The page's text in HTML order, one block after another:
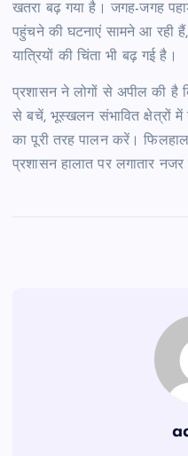
खतरा बढ़ गया है। जगह-जगह
पहुंचने की घटनाएं सामने आ रही
यात्रियों की चिंता भी बढ़ गई है।
प्रशासन ने लोगों से अपील की है
से बचें, भूस्खलन संभावित क्षेत्रों में
का पूरी तरह पालन करें।
प्रशासन हालात पर लगातार नजर